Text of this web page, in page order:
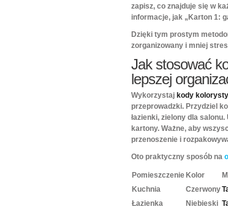
zapisz, co znajduje się w
informacje, jak „Karton 1:
Dzięki tym prostym
zorganizowany i mniej
Jak stosować
lepszej
Wykorzystaj kody
przeprowadzki. Przydziel
łazienki, zielony dla
kartony. Ważne, aby
przenoszenie i
Oto praktyczny sposób na
Pomieszczenie Kolor
Kuchnia
Czerwony
Łazienka
Niebieski